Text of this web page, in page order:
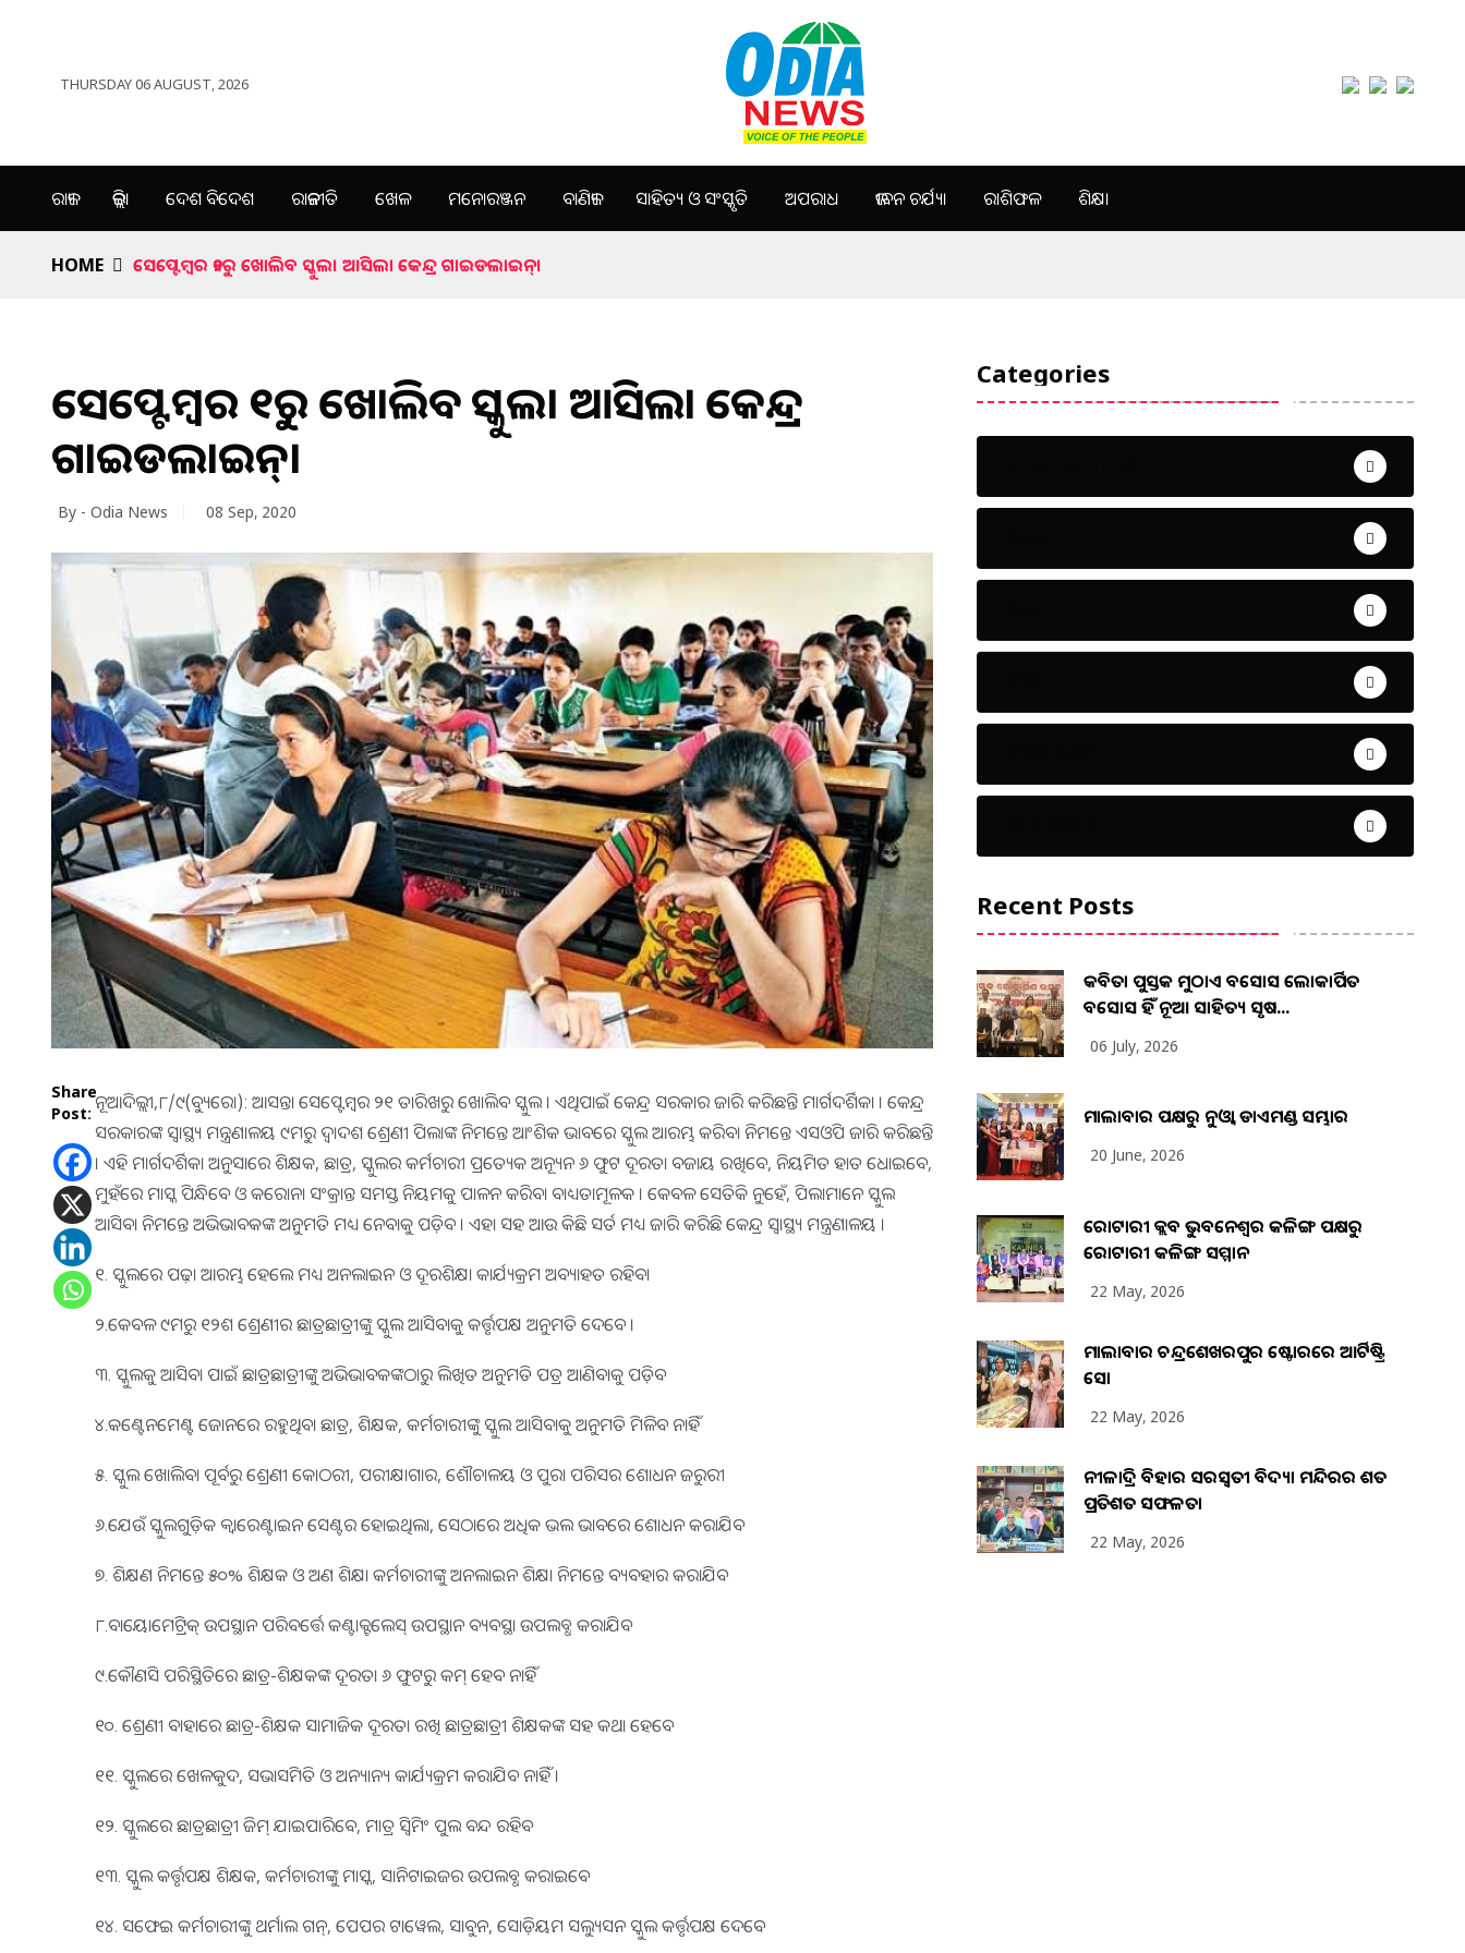
THURSDAY 06 AUGUST, 2026
ରାଜ୍ୟ ଜିଲ୍ଲା ଦେଶ ବିଦେଶ ରାଜନୀତି ଖେଳ ମନୋରଞ୍ଜନ ବାଣିଜ୍ୟ ସାହିତ୍ୟ ଓ ସଂସ୍କୃତି ଅପରାଧ ଜୀବନ ଚର୍ଯ୍ୟା ରାଶିଫଳ ଶିକ୍ଷା
HOME ସେପ୍ଟେମ୍ବର ୨୧ରୁ ଖୋଲିବ ସ୍କୁଲ। ଆସିଲା କେନ୍ଦ୍ର ଗାଇଡଲାଇନ୍।
ସେପ୍ଟେମ୍ବର ୨୧ରୁ ଖୋଲିବ ସ୍କୁଲ। ଆସିଲା କେନ୍ଦ୍ର
ଗାଇଡଲାଇନ୍।
By - Odia News 08 Sep, 2020
Share
Post:
ନୂଆଦିଲ୍ଲୀ,୮/୯(ବ୍ୟୁରୋ): ଆସନ୍ତା ସେପ୍ଟେମ୍ବର ୨୧ ତାରିଖରୁ ଖୋଲିବ ସ୍କୁଲ । ଏଥିପାଇଁ କେନ୍ଦ୍ର ସରକାର ଜାରି କରିଛନ୍ତି ମାର୍ଗଦର୍ଶିକା । କେନ୍ଦ୍ର
ସରକାରଙ୍କ ସ୍ବାସ୍ଥ୍ୟ ମନ୍ତ୍ରଣାଳୟ ୯ମରୁ ଦ୍ବାଦଶ ଶ୍ରେଣୀ ପିଲାଙ୍କ ନିମନ୍ତେ ଆଂଶିକ ଭାବରେ ସ୍କୁଲ ଆରମ୍ଭ କରିବା ନିମନ୍ତେ ଏସଓପି ଜାରି କରିଛନ୍ତି
। ଏହି ମାର୍ଗଦର୍ଶିକା ଅନୁସାରେ ଶିକ୍ଷକ, ଛାତ୍ର, ସ୍କୁଲର କର୍ମଚାରୀ ପ୍ରତ୍ୟେକ ଅନ୍ୟୂନ ୬ ଫୁଟ ଦୂରତା ବଜାୟ ରଖିବେ, ନିୟମିତ ହାତ ଧୋଇବେ,
ମୁହଁରେ ମାସ୍କ ପିନ୍ଧିବେ ଓ କରୋନା ସଂକ୍ରାନ୍ତ ସମସ୍ତ ନିୟମକୁ ପାଳନ କରିବା ବାଧ୍ୟତାମୂଳକ । କେବଳ ସେତିକି ନୁହେଁ, ପିଲାମାନେ ସ୍କୁଲ
ଆସିବା ନିମନ୍ତେ ଅଭିଭାବକଙ୍କ ଅନୁମତି ମଧ୍ୟ ନେବାକୁ ପଡ଼ିବ । ଏହା ସହ ଆଉ କିଛି ସର୍ତ ମଧ୍ୟ ଜାରି କରିଛି କେନ୍ଦ୍ର ସ୍ବାସ୍ଥ୍ୟ ମନ୍ତ୍ରଣାଳୟ ।
୧. ସ୍କୁଲରେ ପଢ଼ା ଆରମ୍ଭ ହେଲେ ମଧ୍ୟ ଅନଲାଇନ ଓ ଦୂରଶିକ୍ଷା କାର୍ଯ୍ୟକ୍ରମ ଅବ୍ୟାହତ ରହିବ।
୨.କେବଳ ୯ମରୁ ୧୨ଶ ଶ୍ରେଣୀର ଛାତ୍ରଛାତ୍ରୀଙ୍କୁ ସ୍କୁଲ ଆସିବାକୁ କର୍ତ୍ତୃପକ୍ଷ ଅନୁମତି ଦେବେ ।
୩. ସ୍କୁଲକୁ ଆସିବା ପାଇଁ ଛାତ୍ରଛାତ୍ରୀଙ୍କୁ ଅଭିଭାବକଙ୍କଠାରୁ ଲିଖିତ ଅନୁମତି ପତ୍ର ଆଣିବାକୁ ପଡ଼ିବ
୪.କଣ୍ଟେନମେଣ୍ଟ ଜୋନରେ ରହୁଥିବା ଛାତ୍ର, ଶିକ୍ଷକ, କର୍ମଚାରୀଙ୍କୁ ସ୍କୁଲ ଆସିବାକୁ ଅନୁମତି ମିଳିବ ନାହିଁ
୫. ସ୍କୁଲ ଖୋଲିବା ପୂର୍ବରୁ ଶ୍ରେଣୀ କୋଠରୀ, ପରୀକ୍ଷାଗାର, ଶୌଚାଳୟ ଓ ପୁରା ପରିସର ଶୋଧନ ଜରୁରୀ
୬.ଯେଉଁ ସ୍କୁଲଗୁଡ଼ିକ କ୍ବାରେଣ୍ଟାଇନ ସେଣ୍ଟର ହୋଇଥିଲା, ସେଠାରେ ଅଧିକ ଭଲ ଭାବରେ ଶୋଧନ କରାଯିବ
୭. ଶିକ୍ଷଣ ନିମନ୍ତେ ୫୦% ଶିକ୍ଷକ ଓ ଅଣ ଶିକ୍ଷା କର୍ମଚାରୀଙ୍କୁ ଅନଲାଇନ ଶିକ୍ଷା ନିମନ୍ତେ ବ୍ୟବହାର କରାଯିବ
୮.ବାୟୋମେଟ୍ରିକ୍ ଉପସ୍ଥାନ ପରିବର୍ତ୍ତେ କଣ୍ଟାକ୍ଟଲେସ୍ ଉପସ୍ଥାନ ବ୍ୟବସ୍ଥା ଉପଲବ୍ଧ କରାଯିବ
୯.କୌଣସି ପରିସ୍ଥିତିରେ ଛାତ୍ର-ଶିକ୍ଷକଙ୍କ ଦୂରତା ୬ ଫୁଟରୁ କମ୍ ହେବ ନାହିଁ
୧୦. ଶ୍ରେଣୀ ବାହାରେ ଛାତ୍ର-ଶିକ୍ଷକ ସାମାଜିକ ଦୂରତା ରଖି ଛାତ୍ରଛାତ୍ରୀ ଶିକ୍ଷକଙ୍କ ସହ କଥା ହେବେ
୧୧. ସ୍କୁଲରେ ଖେଳକୁଦ, ସଭାସମିତି ଓ ଅନ୍ୟାନ୍ୟ କାର୍ଯ୍ୟକ୍ରମ କରାଯିବ ନାହିଁ ।
୧୨. ସ୍କୁଲରେ ଛାତ୍ରଛାତ୍ରୀ ଜିମ୍ ଯାଇପାରିବେ, ମାତ୍ର ସ୍ବିମିଂ ପୁଲ ବନ୍ଦ ରହିବ
୧୩. ସ୍କୁଲ କର୍ତ୍ତୃପକ୍ଷ ଶିକ୍ଷକ, କର୍ମଚାରୀଙ୍କୁ ମାସ୍କ, ସାନିଟାଇଜର ଉପଲବ୍ଧ କରାଇବେ
୧୪. ସଫେଇ କର୍ମଚାରୀଙ୍କୁ ଥର୍ମାଲ ଗନ୍, ପେପର ଟାୱେଲ, ସାବୁନ, ସୋଡ଼ିୟମ ସଲ୍ୟୁସନ ସ୍କୁଲ କର୍ତ୍ତୃପକ୍ଷ ଦେବେ
Categories
Recent Posts
କବିତା ପୁସ୍ତକ ମୁଠାଏ ଅବସୋସ ଲୋକାର୍ପିତ
ଅବସୋସ ହିଁ ନୂଆ ସାହିତ୍ୟ ସୃଷ...
06 July, 2026
ମାଲାବାର ପକ୍ଷରୁ ନୁଓ୍ବା ଡାଏମଣ୍ଡ ସମ୍ଭାର
20 June, 2026
ରୋଟାରୀ କ୍ଲବ ଭୁବନେଶ୍ୱର କଳିଙ୍ଗ ପକ୍ଷରୁ
ରୋଟାରୀ କଳିଙ୍ଗ ସମ୍ମାନ
22 May, 2026
ମାଲାବାର ଚନ୍ଦ୍ରଶେଖରପୁର ଷ୍ଟୋରରେ ଆର୍ଟିଷ୍ଟ୍ରି
ସୋ
22 May, 2026
ନୀଳାଦ୍ରି ବିହାର ସରସ୍ୱତୀ ବିଦ୍ୟା ମନ୍ଦିରର ଶତ
ପ୍ରତିଶତ ସଫଳତା
22 May, 2026